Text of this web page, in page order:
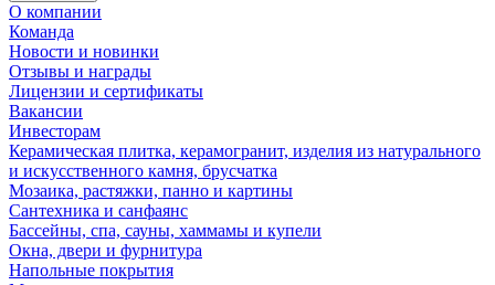
О компании
Команда
Новости и новинки
Отзывы и награды
Лицензии и сертификаты
Вакансии
Инвесторам
Керамическая плитка, керамогранит, изделия из натурального
и искусственного камня, брусчатка
Мозаика, растяжки, панно и картины
Сантехника и санфаянс
Бассейны, спа, сауны, хаммамы и купели
Окна, двери и фурнитура
Напольные покрытия